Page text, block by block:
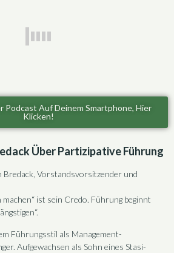
Podcast Auf Deinem Smartphone, Hier
Klicken!
Über Partizipative Führung
Vorstandsvorsitzender und
machen“ ist sein Credo. Führung beginnt
Führungsstil als Management-
Aufgewachsen als Sohn eines Stasi-